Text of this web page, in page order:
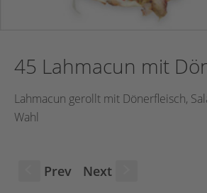
45 Lahmacun mit
Lahmacun gerollt mit Dönerfleisch,
Wahl
Prev Next